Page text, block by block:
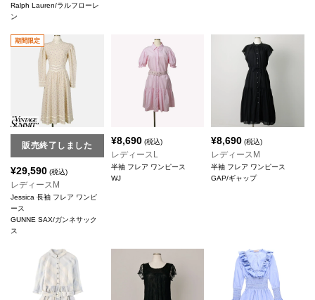
Ralph Lauren/ラルフローレ
ン
期間限定
販売終了しました
¥29,590 (税込)
レディースM
Jessica 長袖 フレア ワンピ
ース
GUNNE SAX/ガンネサック
ス
¥8,690(税込)
レディースL
半袖 フレア ワンピース
WJ
¥8,690 (税込)
レディースM
半袖 フレア ワンピース
GAP/ギャップ